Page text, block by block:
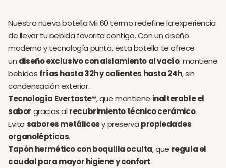
Nuestra nueva botella Mii 60 termo redefine la experiencia
de llevar tu bebida favorita contigo. Con un diseño
moderno y tecnología punta, esta botella te ofrece
un diseño exclusivo con aislamiento al vacío: mantiene
bebidas frías hasta 32h y calientes hasta 24h, sin
condensación exterior.
Tecnología Evertaste®, que mantiene inalterable el
sabor gracias al recubrimiento técnico cerámico.
Evita sabores metálicosy preserva propiedades
organolépticas.
Tapón hermético con boquilla oculta, que regula el
caudal para mayor higiene y confort.